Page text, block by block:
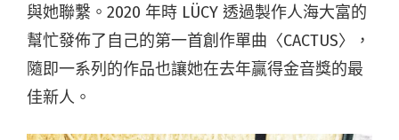
與她聯繫。2020 年時 LÜCY 透過製作人海大富的
幫忙發佈了自己的第一首創作單曲〈CACTUS〉，
隨即一系列的作品也讓她在去年贏得金音獎的最
佳新人。